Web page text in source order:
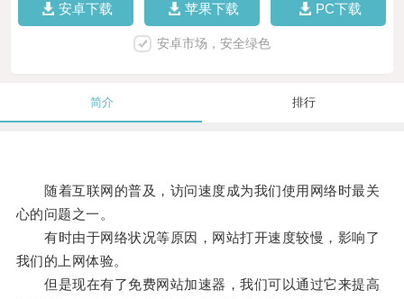
安卓下载 苹果下载 PC下载
安卓市场，安全绿色
简介 排行
随着互联网的普及，访问速度成为我们使用网络时最关
心的问题之一。
有时由于网络状况等原因，网站打开速度较慢，影响了
我们的上网体验。
但是现在有了免费网站加速器，我们可以通过它来提高